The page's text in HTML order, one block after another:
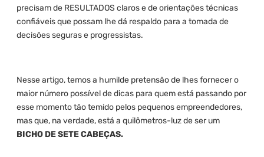
precisam de RESULTADOS claros e de orientações técnicas
confiáveis que possam lhe dá respaldo para a tomada de
decisões seguras e progressistas.
Nesse artigo, temos a humilde pretensão de lhes fornecer o
maior número possível de dicas para quem está passando por
esse momento tão temido pelos pequenos empreendedores,
mas que, na verdade, está a quilômetros-luz de ser um
BICHO DE SETE CABEÇAS.